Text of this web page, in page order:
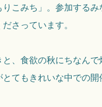
こみち」。参加する
さっています。
、食欲の秋にちなん
てもきれいな中での開